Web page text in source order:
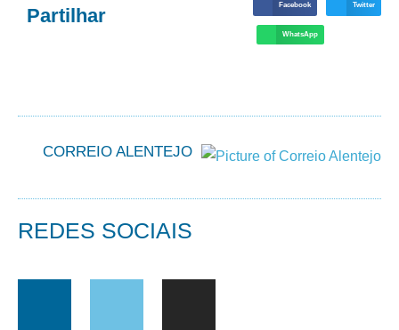
Partilhar Facebook Twitter
WhatsApp
CORREIO ALENTEJO
REDES SOCIAIS